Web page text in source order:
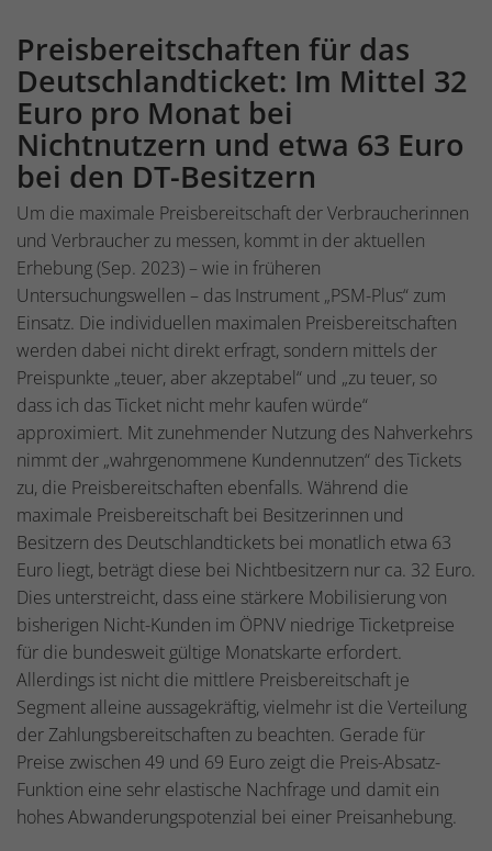
Preisbereitschaften für das
Deutschlandticket: Im Mittel 32
Euro pro Monat bei
Nichtnutzern und etwa 63 Euro
bei den DT-Besitzern
Um die maximale Preisbereitschaft der Verbraucherinnen
und Verbraucher zu messen, kommt in der aktuellen
Erhebung (Sep. 2023) – wie in früheren
Untersuchungswellen – das Instrument „PSM-Plus“ zum
Einsatz. Die individuellen maximalen Preisbereitschaften
werden dabei nicht direkt erfragt, sondern mittels der
Preispunkte „teuer, aber akzeptabel“ und „zu teuer, so
dass ich das Ticket nicht mehr kaufen würde“
approximiert. Mit zunehmender Nutzung des Nahverkehrs
nimmt der „wahrgenommene Kundennutzen“ des Tickets
zu, die Preisbereitschaften ebenfalls. Während die
maximale Preisbereitschaft bei Besitzerinnen und
Besitzern des Deutschlandtickets bei monatlich etwa 63
Euro liegt, beträgt diese bei Nichtbesitzern nur ca. 32 Euro.
Dies unterstreicht, dass eine stärkere Mobilisierung von
bisherigen Nicht-Kunden im ÖPNV niedrige Ticketpreise
für die bundesweit gültige Monatskarte erfordert.
Allerdings ist nicht die mittlere Preisbereitschaft je
Segment alleine aussagekräftig, vielmehr ist die Verteilung
der Zahlungsbereitschaften zu beachten. Gerade für
Preise zwischen 49 und 69 Euro zeigt die Preis-Absatz-
Funktion eine sehr elastische Nachfrage und damit ein
hohes Abwanderungspotenzial bei einer Preisanhebung.